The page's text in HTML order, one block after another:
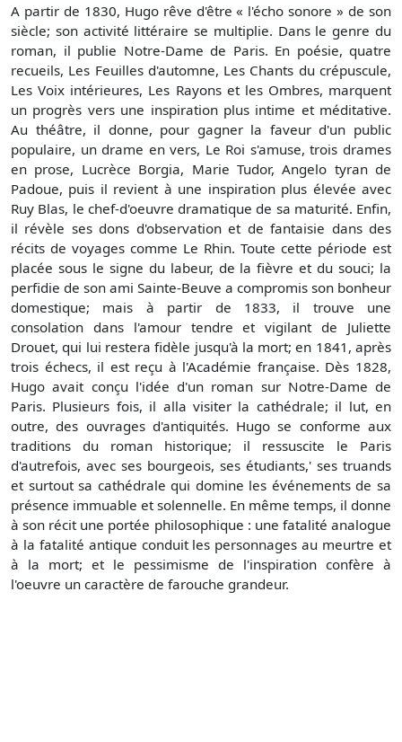
A partir de 1830, Hugo rêve d'être « l'écho sonore » de son
siècle; son activité littéraire se multiplie. Dans le genre du
roman, il publie Notre-Dame de Paris. En poésie, quatre
recueils, Les Feuilles d'automne, Les Chants du crépuscule,
Les Voix intérieures, Les Rayons et les Ombres, marquent
un progrès vers une inspiration plus intime et méditative.
Au théâtre, il donne, pour gagner la faveur d'un public
populaire, un drame en vers, Le Roi s'amuse, trois drames
en prose, Lucrèce Borgia, Marie Tudor, Angelo tyran de
Padoue, puis il revient à une inspiration plus élevée avec
Ruy Blas, le chef-d'oeuvre dramatique de sa maturité. Enfin,
il révèle ses dons d'observation et de fantaisie dans des
récits de voyages comme Le Rhin. Toute cette période est
placée sous le signe du labeur, de la fièvre et du souci; la
perfidie de son ami Sainte-Beuve a compromis son bonheur
domestique; mais à partir de 1833, il trouve une
consolation dans l'amour tendre et vigilant de Juliette
Drouet, qui lui restera fidèle jusqu'à la mort; en 1841, après
trois échecs, il est reçu à l'Académie française. Dès 1828,
Hugo avait conçu l'idée d'un roman sur Notre-Dame de
Paris. Plusieurs fois, il alla visiter la cathédrale; il lut, en
outre, des ouvrages d'antiquités. Hugo se conforme aux
traditions du roman historique; il ressuscite le Paris
d'autrefois, avec ses bourgeois, ses étudiants,' ses truands
et surtout sa cathédrale qui domine les événements de sa
présence immuable et solennelle. En même temps, il donne
à son récit une portée philosophique : une fatalité analogue
à la fatalité antique conduit les personnages au meurtre et
à la mort; et le pessimisme de l'inspiration confère à
l'oeuvre un caractère de farouche grandeur.